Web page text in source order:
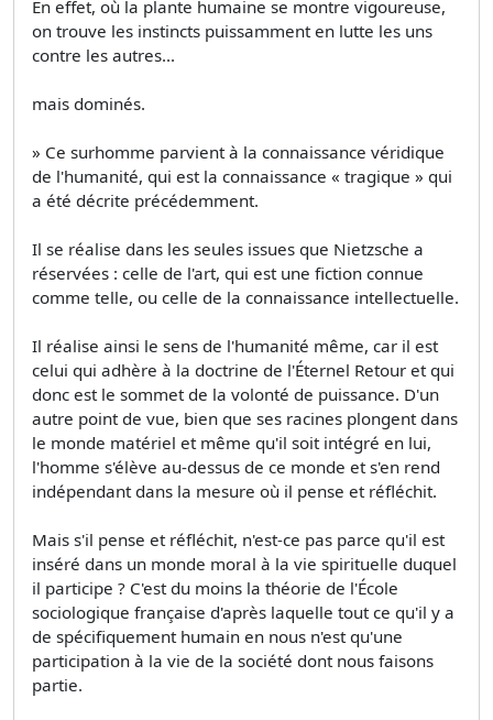
En effet, où la plante humaine se montre vigoureuse,
on trouve les instincts puissamment en lutte les uns
contre les autres...
mais dominés.
» Ce surhomme parvient à la connaissance véridique
de l'humanité, qui est la connaissance « tragique » qui
a été décrite précédemment.
Il se réalise dans les seules issues que Nietzsche a
réservées : celle de l'art, qui est une fiction connue
comme telle, ou celle de la connaissance intellectuelle.
Il réalise ainsi le sens de l'humanité même, car il est
celui qui adhère à la doctrine de l'Éternel Retour et qui
donc est le sommet de la volonté de puissance. D'un
autre point de vue, bien que ses racines plongent dans
le monde matériel et même qu'il soit intégré en lui,
l'homme s'élève au-dessus de ce monde et s'en rend
indépendant dans la mesure où il pense et réfléchit.
Mais s'il pense et réfléchit, n'est-ce pas parce qu'il est
inséré dans un monde moral à la vie spirituelle duquel
il participe ? C'est du moins la théorie de l'École
sociologique française d'après laquelle tout ce qu'il y a
de spécifiquement humain en nous n'est qu'une
participation à la vie de la société dont nous faisons
partie.